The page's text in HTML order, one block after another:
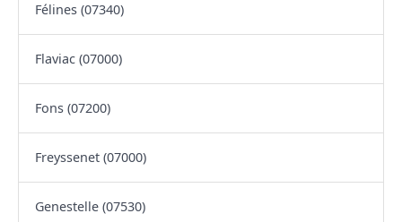
Félines (07340)
Flaviac (07000)
Fons (07200)
Freyssenet (07000)
Genestelle (07530)